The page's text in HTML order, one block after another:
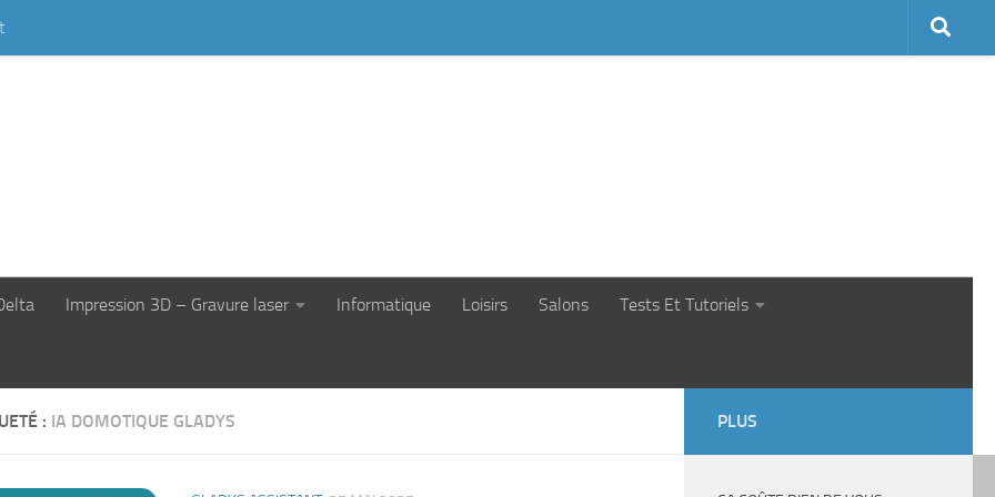
Impression 3D – Gravure laser Informatique Loisirs Salons Tests Et Tutoriels
: IA DOMOTIQUE GLADYS PLUS